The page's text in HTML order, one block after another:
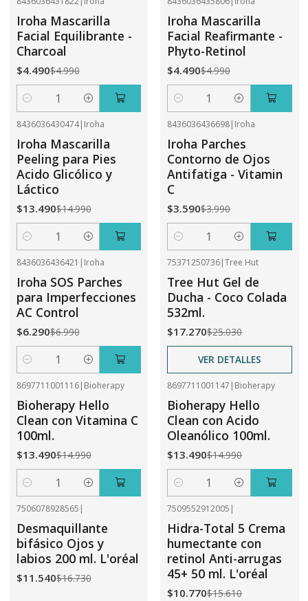
Iroha Mascarilla
Facial Equilibrante -
Charcoal
$4.490$4.990
Cantidad
Iroha Mascarilla
Facial Reafirmante -
Phyto-Retinol
$4.490$4.990
Cantidad
8436036430474| Iroha
Iroha Mascarilla
Peeling para Pies
Acido Glicólico y
Láctico
$13.490$14.990
Cantidad
8436036436698| Iroha
Iroha Parches
Contorno de Ojos
Antifatiga - Vitamin
C
$3.590$3.990
Cantidad
8436036436421 | Iroha
Iroha SOS Parches
para Imperfecciones
AC Control
$6.290$6.990
Cantidad
No disponible
75371250736|Tree Hut
Tree Hut Gel de
Ducha - Coco Colada
532ml.
$17.270$25.030
VER DETALLES
8697711001116| Bioherapy
Bioherapy Hello
Clean con Vitamina C
100ml.
$13.490$14.990
Cantidad
8697711001147 | Bioherapy
Bioherapy Hello
Clean con Acido
Oleanólico 100ml.
$13.490$14.990
Cantidad
7506078928565 |
Desmaquillante
bifásico Ojos y
labios 200 ml. L'oréal
$11.540$16.730
7509552912005 |
Hidra-Total 5 Crema
humectante con
retinol Anti-arrugas
45+ 50 ml. L'oréal
$10.770$15.610